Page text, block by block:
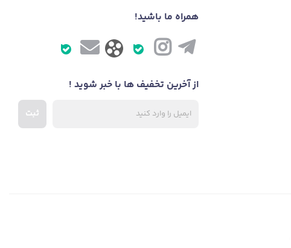
همراه ما باشید!
از آخرین تخفیف ها با خبر شوید !
ثبت